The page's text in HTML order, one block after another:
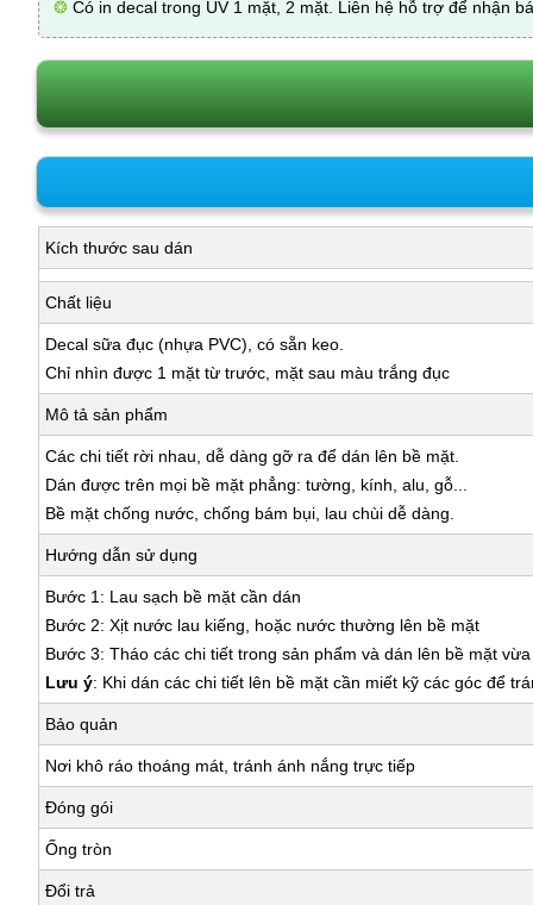
❂ Có in decal trong UV 1 mặt, 2 mặt. Liên hệ hỗ trợ để nhận
Kích thước sau dán
Chất liệu
Decal sữa đục (nhựa PVC), có sẵn keo.
Chỉ nhìn được 1 mặt từ trước, mặt sau màu trắng đục
Mô tả sản phẩm
Các chi tiết rời nhau, dễ dàng gỡ ra để dán lên bề mặt.
Dán được trên mọi bề mặt phẳng: tường, kính, alu, gỗ...
Bề mặt chống nước, chống bám bụi, lau chùi dễ dàng.
Hướng dẫn sử dụng
Bước 1: Lau sạch bề mặt cần dán
Bước 2: Xịt nước lau kiếng, hoặc nước thường lên bề mặt
Bước 3: Tháo các chi tiết trong sản phẩm và dán lên bề mặt
Lưu ý: Khi dán các chi tiết lên bề mặt cần miết kỹ các góc để
Bảo quản
Nơi khô ráo thoáng mát, tránh ánh nắng trực tiếp
Đóng gói
Ống tròn
Đổi trả